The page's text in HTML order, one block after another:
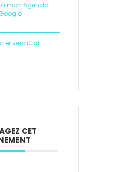
à mon Agenda
vers iCal
CET